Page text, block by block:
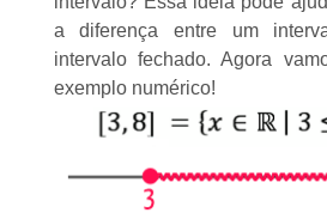
a diferença entre um
intervalo fechado. Agora
exemplo numérico!